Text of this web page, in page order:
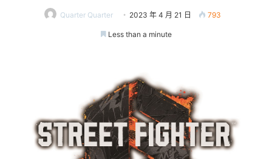
Quarter Quarter 2023 年 4 月 21 日 793
Less than a minute